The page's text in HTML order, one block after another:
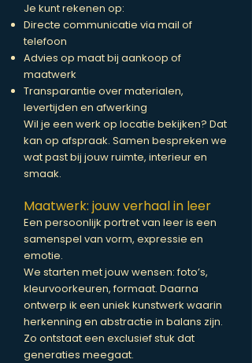
Je kunt rekenen op:
Directe communicatie via mail of
telefoon
Advies op maat bij aankoop of
maatwerk
Transparantie over materialen,
levertijden en afwerking
Wil je een werk op locatie bekijken? Dat
kan op afspraak. Samen bespreken we
wat past bij jouw ruimte, interieur en
smaak.
Maatwerk: jouw verhaal in leer
Een persoonlijk portret van leer is een
samenspel van vorm, expressie en
emotie.
We starten met jouw wensen: foto’s,
kleurvoorkeuren, formaat. Daarna
ontwerp ik een uniek kunstwerk waarin
herkenning en abstractie in balans zijn.
Zo ontstaat een exclusief stuk dat
generaties meegaat.